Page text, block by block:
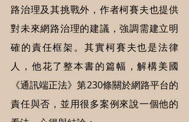
路治理及其挑戰外，作者柯賽夫也提供
對未來網路治理的建議，強調需建立明
確的責任框架。其實柯賽夫也是法律
人，他花了整本書的篇幅，解構美國
《通訊端正法》第230條關於網路平台的
責任與否，並用很多案例來說一個他的